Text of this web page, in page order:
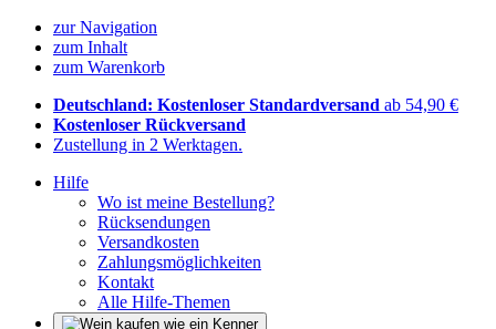
zur Navigation
zum Inhalt
zum Warenkorb
Deutschland: Kostenloser Standardversand ab 54,90 €
Kostenloser Rückversand
Zustellung in 2 Werktagen.
Hilfe
Wo ist meine Bestellung?
Rücksendungen
Versandkosten
Zahlungsmöglichkeiten
Kontakt
Alle Hilfe-Themen